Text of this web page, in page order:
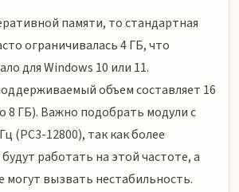
памяти, то стандартная
ограничивалась 4 ГБ, что
для Windows 10 или 11.
объем составляет 16
8 ГБ). Важно подобрать модули с
(PC3-12800), так как более
работать на этой частоте, а
могут вызвать нестабильность.